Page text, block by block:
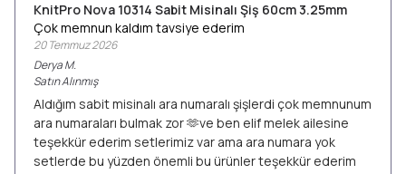
KnitPro Nova 10314 Sabit Misinalı Şiş 60cm 3.25mm
Çok memnun kaldım tavsiye ederim
20 Temmuz 2026
DeryaM.
Satın Alınmış
Aldığım sabit misinalı ara numaralı şişlerdi çok memnunum
ara numaraları bulmak zor 🫶ve ben elif melek ailesine
teşekkür ederim setlerimiz var ama ara numara yok
setlerde bu yüzden önemli bu ürünler teşekkür ederim